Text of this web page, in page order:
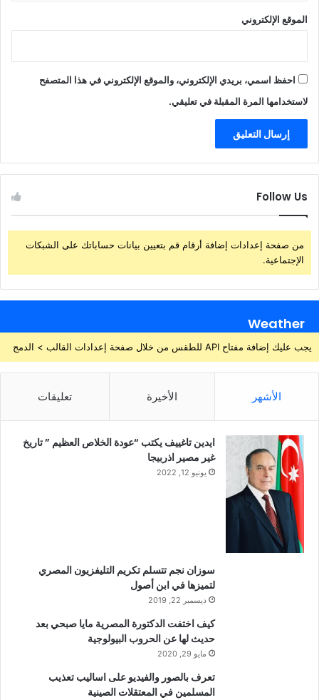
الموقع الإلكتروني
احفظ اسمي، بريدي الإلكتروني، والموقع الإلكتروني في هذا المتصفح
لاستخدامها المرة المقبلة في تعليقي.
Follow Us
من صفحة إعدادات إضافة أرقام قم بتعيين بيانات حساباتك على الشبكات
الإجتماعية.
Weather
يجب عليك إضافة مفتاح API للطقس من خلال صفحة إعدادات القالب > الدمج
الأشهر الأخيرة تعليقات
ايدين تاغييف يكتب “عودة الخلاص العظيم ” تاريخ
غير مصير اذربيجا
يونيو 12, 2022
سوزان نجم تتسلم تكريم التليفزيون المصري
لتميزها في ابن أصول
ديسمبر 22, 2019
كيف اختفت الدكتورة المصرية مايا صبحي بعد
حديث لها عن الحروب البيولوجية
مايو 29, 2020
تعرف بالصور والفيديو على اساليب تعذيب
المسلمين في المعتقلات الصينية